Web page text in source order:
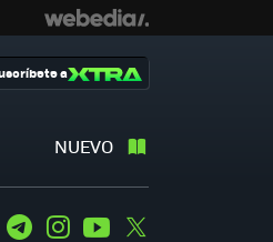
NUEVO
a
Tiktok TelegramInstagramYoutube